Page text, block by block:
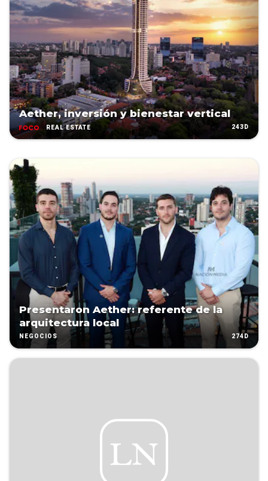
Aether, inversión y bienestar vertical
REAL ESTATE 243D
Presentaron Aether: referente de la
arquitectura local
NEGOCIOS 274D